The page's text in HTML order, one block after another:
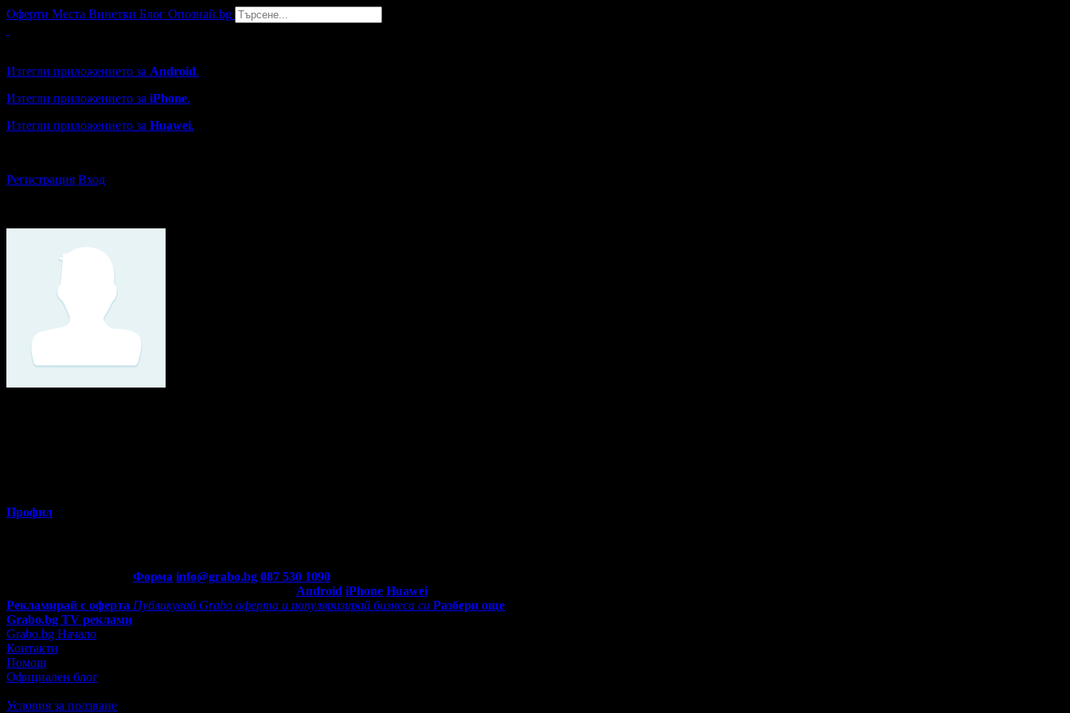
Оферти Места Винетки Блог Опознай.bg
Изтегли приложението за Android.
Изтегли приложението за iPhone.
Изтегли приложението за Huawei.
Регистрация Вход
Профил
Форма info@grabo.bg 087 530 1090
Android iPhone Huawei
Рекламирай с оферта Публикувай Grabo оферта и популяризирай бизнеса си Разбери още
Grabo.bg TV реклами
Grabo.bg Начало
Контакти
Помощ
Официален блог
Условия за ползване